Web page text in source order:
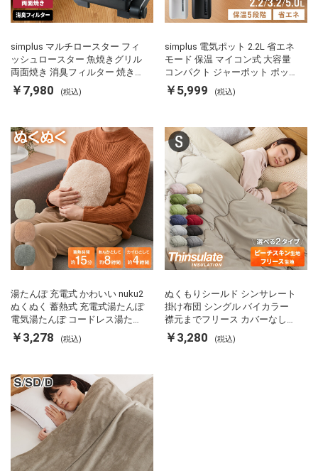
simplus マルチロースター フィ
ッシュロースター 魚焼きグリル
両面焼き 消臭フィルター 焼き魚
両面ヒーター タイマー付き SP-
FRS01 マットブラック シンプラ
￥7,980 (税込)
simplus 電気ポット 2.2L 省エネ
モード 保温 マイコン式 大容量
コンパクト ジャーポット ポット
カルキ抜き 空焚き防止 温度調節
軽量 SP-PD22 シンプラス
￥5,999 (税込)
湯たんぽ 充電式 かわいい nuku2
ぬくぬく 蓄熱式 充電式湯たんぽ
電気湯たんぽ コードレス湯たん
ぽ エコ 節電 節約 省エネ 充電式
エコ電気あんか EWT-2143 スリ
￥3,278 (税込)
ぬくもりシールド シンサレート
掛け布団 シングル バイカラー
襟元までフリース カバーなしで
使える 軽い 丸洗い 断熱 保温 抗
菌防臭 洗える 防ダニ 軽量 ホコ
￥3,280 (税込)